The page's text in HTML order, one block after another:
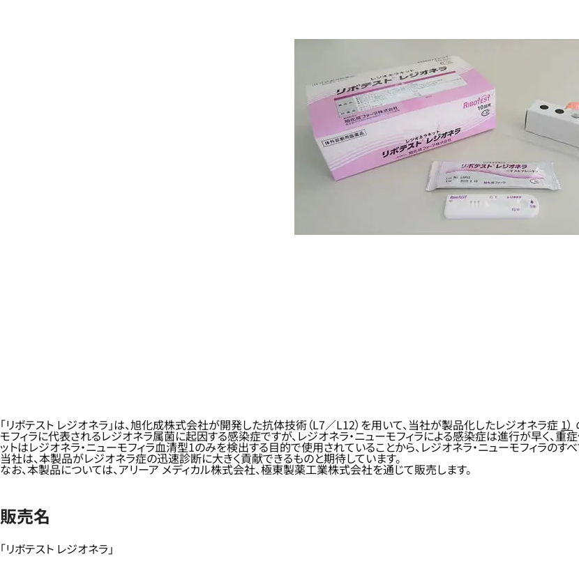
「リボテスト レジオネラ」は、旭化成株式会社が開発した抗体技術（L7／L12）を用いて、当社が製品化したレジオネラ症 1）
モフィラに代表されるレジオネラ属菌に起因する感染症ですが、レジオネラ・ニューモフィラによる感染症は進行が早く、
ットはレジオネラ・ニューモフィラ血清型1のみを検出する目的で使用されていることから、レジオネラ・ニューモフィラの
当社は、本製品がレジオネラ症の迅速診断に大きく貢献できるものと期待しています。
なお、本製品については、アリーア メディカル株式会社、極東製薬工業株式会社を通じて販売します。
販売名
「リボテスト レジオネラ」